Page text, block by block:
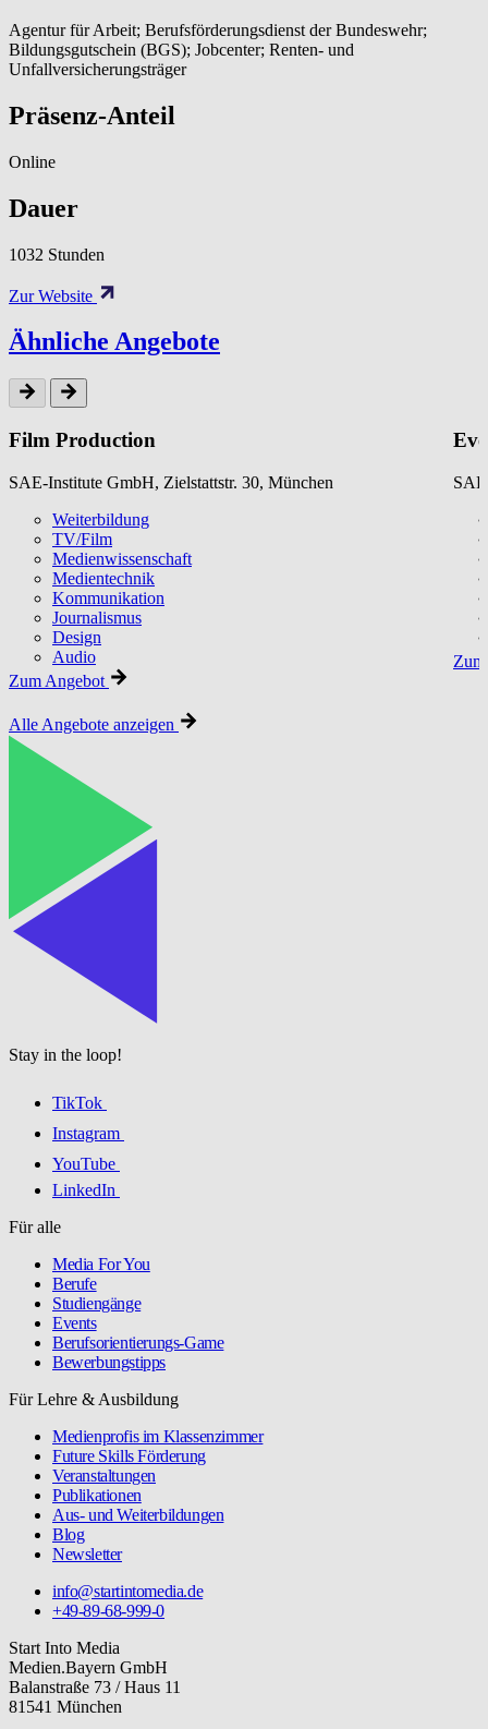
Agentur für Arbeit; Berufsförderungsdienst der Bundeswehr;
Bildungsgutschein (BGS); Jobcenter; Renten- und
Unfallversicherungsträger
Präsenz-Anteil
Online
Dauer
1032 Stunden
Zur Website
Ähnliche Angebote
Film Production
SAE-Institute GmbH, Zielstattstr. 30, München
Weiterbildung
TV/Film
Medienwissenschaft
Medientechnik
Kommunikation
Journalismus
Design
Audio
Zum Angebot
Alle Angebote anzeigen
Stay in the loop!
TikTok
Instagram
YouTube
LinkedIn
Für alle
Media For You
Berufe
Studiengänge
Events
Berufsorientierungs-Game
Bewerbungstipps
Für Lehre & Ausbildung
Medienprofis im Klassenzimmer
Future Skills Förderung
Veranstaltungen
Publikationen
Aus- und Weiterbildungen
Blog
Newsletter
info@startintomedia.de
+49-89-68-999-0
Start Into Media
Medien.Bayern GmbH
Balanstraße 73 / Haus 11
81541 München